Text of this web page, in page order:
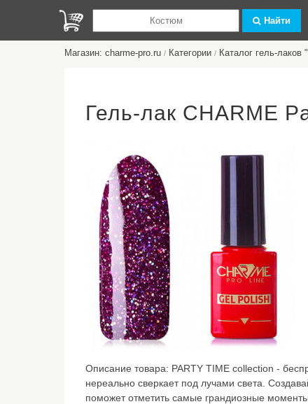
Найти
Магазин: charme-pro.ru / Категории / Каталог гель-лаков
Гель-лак CHARME
Описание товара: PARTY TIME collection -
нереально сверкает под лучами света.
поможет отметить самые грандиозные моменты.